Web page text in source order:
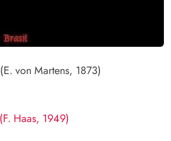
(E. von Martens, 1873)